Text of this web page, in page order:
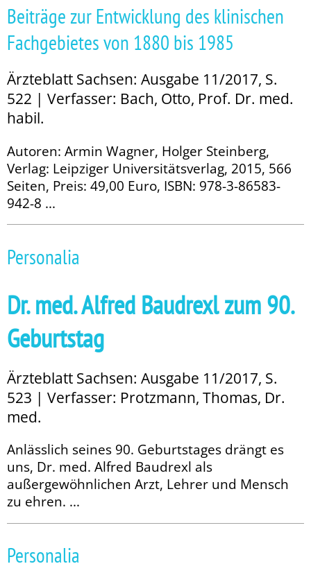
Beiträge zur Entwicklung des klinischen
Fachgebietes von 1880 bis 1985
Ärzteblatt Sachsen: Ausgabe 11/2017, S.
522 | Verfasser: Bach, Otto, Prof. Dr. med.
habil.
Autoren: Armin Wagner, Holger Steinberg,
Verlag: Leipziger Universitätsverlag, 2015, 566
Seiten, Preis: 49,00 Euro, ISBN: 978-3-86583-
942-8 ...
Personalia
Dr. med. Alfred Baudrexl zum 90.
Geburtstag
Ärzteblatt Sachsen: Ausgabe 11/2017, S.
523 | Verfasser: Protzmann, Thomas, Dr.
med.
Anlässlich seines 90. Geburtstages drängt es
uns, Dr. med. Alfred Baudrexl als
außergewöhnlichen Arzt, Lehrer und Mensch
zu ehren. ...
Personalia